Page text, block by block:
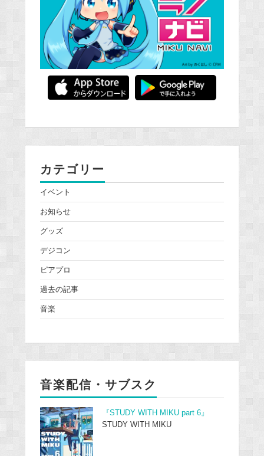
カテゴリー
イベント
お知らせ
グッズ
デジコン
ピアプロ
過去の記事
音楽
音楽配信・サブスク
『STUDY WITH MIKU part 6』
STUDY WITH MIKU